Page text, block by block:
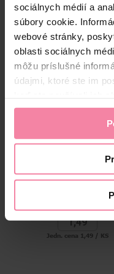
sociálnych médií a
súbory cookie.
webové stránky,
oblasti sociálnych
môžu príslušné
údajmi, ktoré ste im
High-contrast mode
Alternatívne
batériami
1,49
Jedn. cena 1,49 / KS